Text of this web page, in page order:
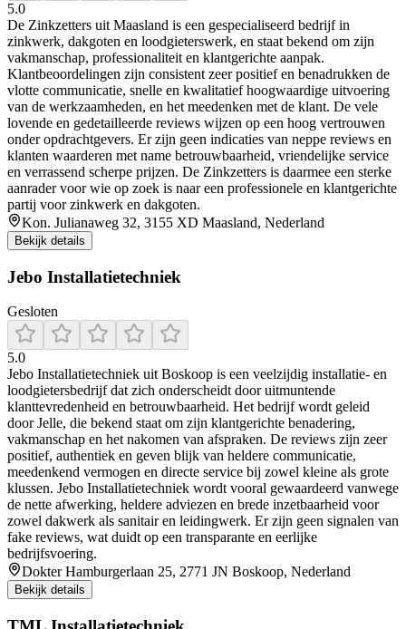
5.0
De Zinkzetters uit Maasland is een gespecialiseerd bedrijf in
zinkwerk, dakgoten en loodgieterswerk, en staat bekend om zijn
vakmanschap, professionaliteit en klantgerichte aanpak.
Klantbeoordelingen zijn consistent zeer positief en benadrukken de
vlotte communicatie, snelle en kwalitatief hoogwaardige uitvoering
van de werkzaamheden, en het meedenken met de klant. De vele
lovende en gedetailleerde reviews wijzen op een hoog vertrouwen
onder opdrachtgevers. Er zijn geen indicaties van neppe reviews en
klanten waarderen met name betrouwbaarheid, vriendelijke service
en verrassend scherpe prijzen. De Zinkzetters is daarmee een sterke
aanrader voor wie op zoek is naar een professionele en klantgerichte
partij voor zinkwerk en dakgoten.
Kon. Julianaweg 32, 3155 XD Maasland, Nederland
Bekijk details
Jebo Installatietechniek
Gesloten
5.0
Jebo Installatietechniek uit Boskoop is een veelzijdig installatie- en
loodgietersbedrijf dat zich onderscheidt door uitmuntende
klanttevredenheid en betrouwbaarheid. Het bedrijf wordt geleid
door Jelle, die bekend staat om zijn klantgerichte benadering,
vakmanschap en het nakomen van afspraken. De reviews zijn zeer
positief, authentiek en geven blijk van heldere communicatie,
meedenkend vermogen en directe service bij zowel kleine als grote
klussen. Jebo Installatietechniek wordt vooral gewaardeerd vanwege
de nette afwerking, heldere adviezen en brede inzetbaarheid voor
zowel dakwerk als sanitair en leidingwerk. Er zijn geen signalen van
fake reviews, wat duidt op een transparante en eerlijke
bedrijfsvoering.
Dokter Hamburgerlaan 25, 2771 JN Boskoop, Nederland
Bekijk details